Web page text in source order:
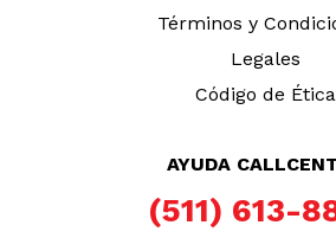
Términos y
Legales
Código de Ética
AYUDA
(511) 613-